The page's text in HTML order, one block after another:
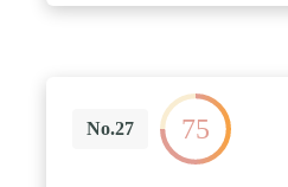
No.27 75